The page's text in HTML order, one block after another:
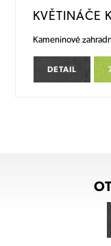
KVĚTINÁČE
Kameninové
DETAIL